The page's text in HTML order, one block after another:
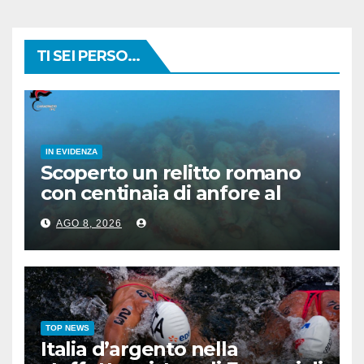
TI SEI PERSO...
IN EVIDENZA
Scoperto un relitto romano
con centinaia di anfore al
largo di Mazara del Vallo
AGO 8, 2026
TOP NEWS
Italia d’argento nella